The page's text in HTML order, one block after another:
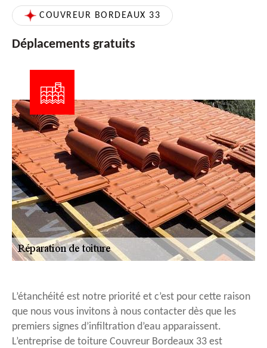
COUVREUR BORDEAUX 33
Déplacements gratuits
L’étanchéité est notre priorité et c’est pour cette raison
que nous vous invitons à nous contacter dès que les
premiers signes d’infiltration d’eau apparaissent.
L’entreprise de toiture Couvreur Bordeaux 33 est